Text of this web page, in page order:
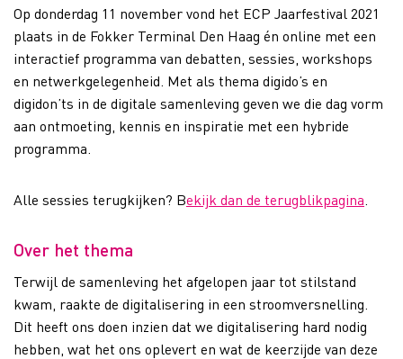
Op donderdag 11 november vond het ECP Jaarfestival 2021
plaats in de Fokker Terminal Den Haag én online met een
interactief programma van debatten, sessies, workshops
en netwerkgelegenheid. Met als thema digido’s en
digidon’ts in de digitale samenleving geven we die dag vorm
aan ontmoeting, kennis en inspiratie met een hybride
programma.
Alle sessies terugkijken? Bekijk dan de terugblikpagina
Over het thema
Terwijl de samenleving het afgelopen jaar tot stilstand
kwam, raakte de digitalisering in een stroomversnelling.
Dit heeft ons doen inzien dat we digitalisering hard nodig
hebben, wat het ons oplevert en wat de keerzijde van deze